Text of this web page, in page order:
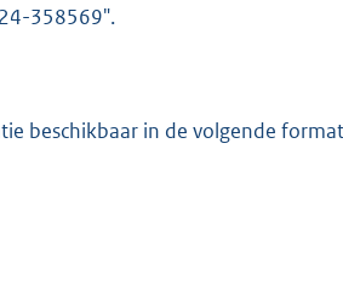
358569".
beschikbaar in de volgende